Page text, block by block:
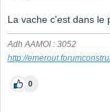
La vache c'est dans le
Adh AAMOI : 3052
http://
0